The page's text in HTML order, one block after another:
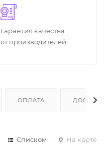
Гарантия качества
от производителей
ОПЛАТА
Списком На карте